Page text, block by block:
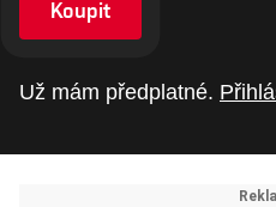
Koupit
Už mám předplatné.